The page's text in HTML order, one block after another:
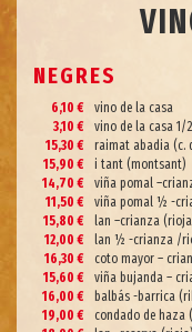
NEGRES
vino de la casa
6,10 €
vino de la casa 1/2
3,10 €
raimat abadia (c.
15,30 €
i tant (montsant)
15,90 €
viña pomal
14,70 €
viña pomal ½ -
11,50 €
lan –crianza
15,80 €
lan ½ -crianza /
12,00 €
coto mayor –
16,30 €
viña bujanda –
15,60 €
balbás -barrica
16,00 €
condado de haza
19,00 €